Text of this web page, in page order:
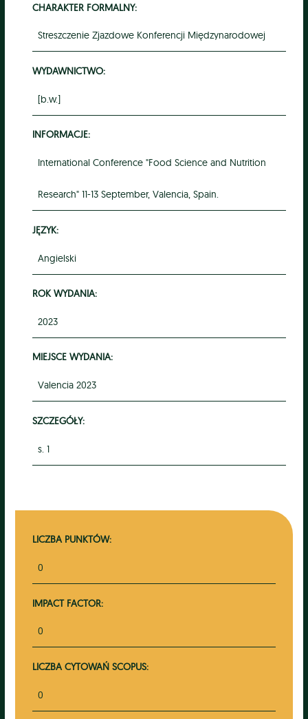
CHARAKTER FORMALNY:
Streszczenie Zjazdowe Konferencji Międzynarodowej
WYDAWNICTWO:
[b.w.]
INFORMACJE:
International Conference "Food Science and Nutrition
Research" 11-13 September, Valencia, Spain.
JĘZYK:
Angielski
ROK WYDANIA:
2023
MIEJSCE WYDANIA:
Valencia 2023
SZCZEGÓŁY:
s. 1
LICZBA PUNKTÓW:
0
IMPACT FACTOR:
0
LICZBA CYTOWAŃ SCOPUS:
0